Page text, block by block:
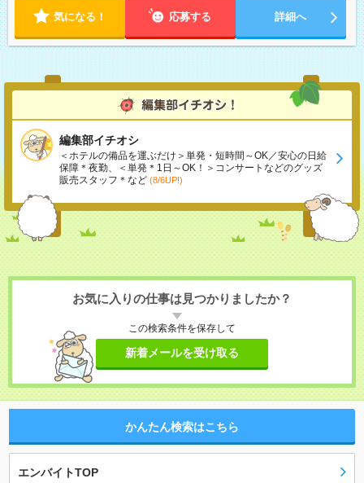
気になる！ 応募する 詳細へ
編集部イチオシ
＜ホテルの備品を運ぶだけ＞単発・短時間～OK／安心の日給
保障＊夜勤、＜単発＊1日～OK！＞コンサートなどのグッズ
販売スタッフ＊など (8/6UP!)
お気に入りの仕事は見つかりましたか？
この検索条件を保存して
新着メールを受け取る
かんたん検索はこちら
エンバイトTOP